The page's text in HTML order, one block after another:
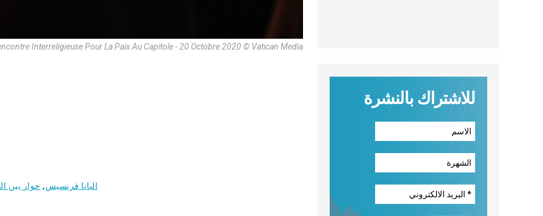
Interreligieuse Pour La Paix Au Capitole - 20 Octobre 2020 © Vatican Media
البابا فرنسيس, حوار بين
للاشتراك بالنشرة